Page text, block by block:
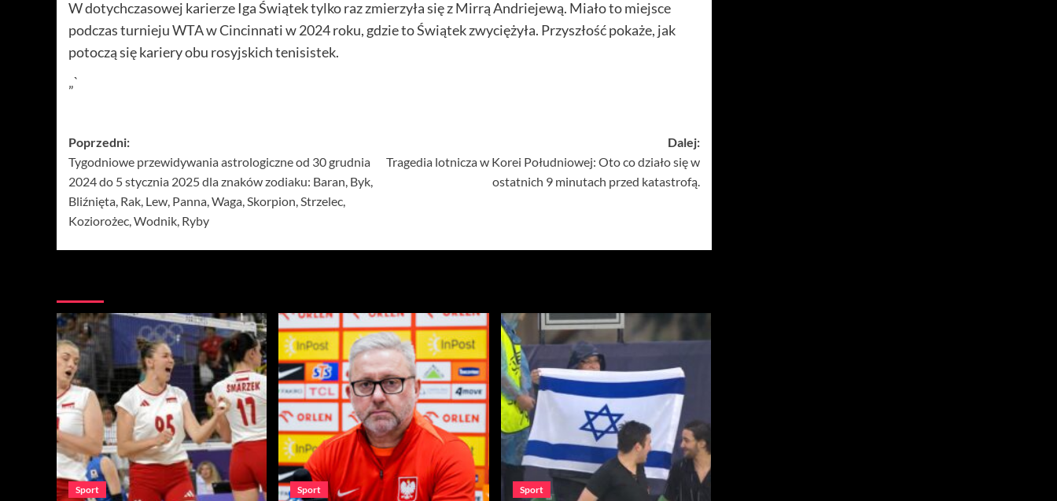
W dotychczasowej karierze Iga Świątek tylko raz zmierzyła się z Mirrą Andriejewą. Miało to miejsce
podczas turnieju WTA w Cincinnati w 2024 roku, gdzie to Świątek zwyciężyła. Przyszłość pokaże, jak
potoczą się kariery obu rosyjskich tenisistek.
„`
Zobacz
wpisy
Poprzedni:
Tygodniowe przewidywania astrologiczne od 30 grudnia
2024 do 5 stycznia 2025 dla znaków zodiaku: Baran, Byk,
Bliźnięta, Rak, Lew, Panna, Waga, Skorpion, Strzelec,
Koziorożec, Wodnik, Ryby
Dalej:
Tragedia lotnicza w Korei Południowej: Oto co działo się w
ostatnich 9 minutach przed katastrofą.
Sport Sport Sport